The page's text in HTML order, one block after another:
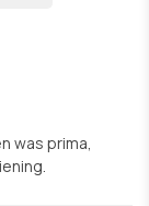
was prima,